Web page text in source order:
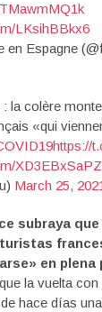
LKsihBBkx6
Espagne
la colère
«qui
https://
XD3EBxSaPZ
March 25, 2021
subraya
en plena
la vuelta
hace días